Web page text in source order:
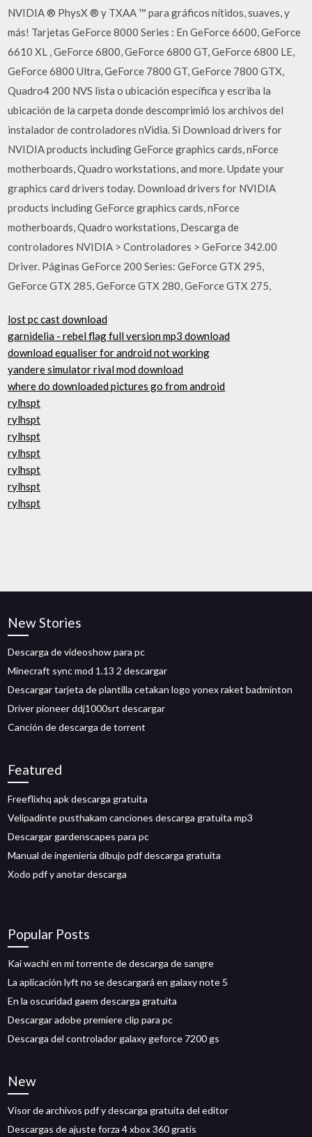
NVIDIA ® PhysX ® y TXAA ™ para gráficos nítidos, suaves, y
más! Tarjetas GeForce 8000 Series : En GeForce 6600, GeForce
6610 XL , GeForce 6800, GeForce 6800 GT, GeForce 6800 LE,
GeForce 6800 Ultra, GeForce 7800 GT, GeForce 7800 GTX,
Quadro4 200 NVS lista o ubicación específica y escriba la
ubicación de la carpeta donde descomprimió los archivos del
instalador de controladores nVidia. Si Download drivers for
NVIDIA products including GeForce graphics cards, nForce
motherboards, Quadro workstations, and more. Update your
graphics card drivers today. Download drivers for NVIDIA
products including GeForce graphics cards, nForce
motherboards, Quadro workstations, Descarga de
controladores NVIDIA > Controladores > GeForce 342.00
Driver. Páginas GeForce 200 Series: GeForce GTX 295,
GeForce GTX 285, GeForce GTX 280, GeForce GTX 275,
lost pc cast download
garnidelia - rebel flag full version mp3 download
download equaliser for android not working
yandere simulator rival mod download
where do downloaded pictures go from android
rylhspt
rylhspt
rylhspt
rylhspt
rylhspt
rylhspt
rylhspt
New Stories
Descarga de videoshow para pc
Minecraft sync mod 1.13 2 descargar
Descargar tarjeta de plantilla cetakan logo yonex raket badminton
Driver pioneer ddj1000srt descargar
Canción de descarga de torrent
Featured
Freeflixhq apk descarga gratuita
Velipadinte pusthakam canciones descarga gratuita mp3
Descargar gardenscapes para pc
Manual de ingeniería dibujo pdf descarga gratuita
Xodo pdf y anotar descarga
Popular Posts
Kai wachi en mi torrente de descarga de sangre
La aplicación lyft no se descargará en galaxy note 5
En la oscuridad gaem descarga gratuita
Descargar adobe premiere clip para pc
Descarga del controlador galaxy geforce 7200 gs
New
Visor de archivos pdf y descarga gratuita del editor
Descargas de ajuste forza 4 xbox 360 gratis